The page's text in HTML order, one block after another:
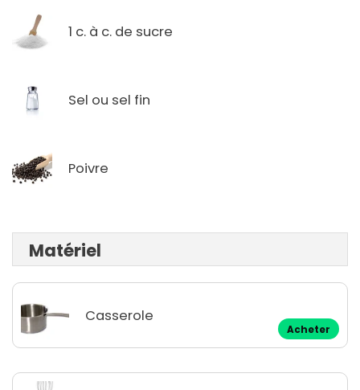
1 c. à c. de sucre
Sel ou sel fin
Poivre
Matériel
Casserole
Acheter